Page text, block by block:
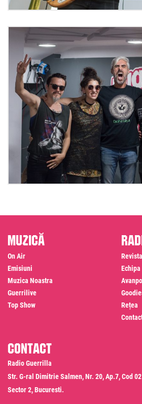
Muzică
On Air
Emisiuni
Muzica Noastra
Guerrilive
Top Show
Echipa
Rețea
Contact
Radio Guerrilla
Str. G-ral Dimitrie Salmen, Nr. 20, Ap.7, Cod
Sector 2, Bucuresti.